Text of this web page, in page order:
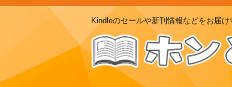
Kindleのセールや新刊情報などをお届